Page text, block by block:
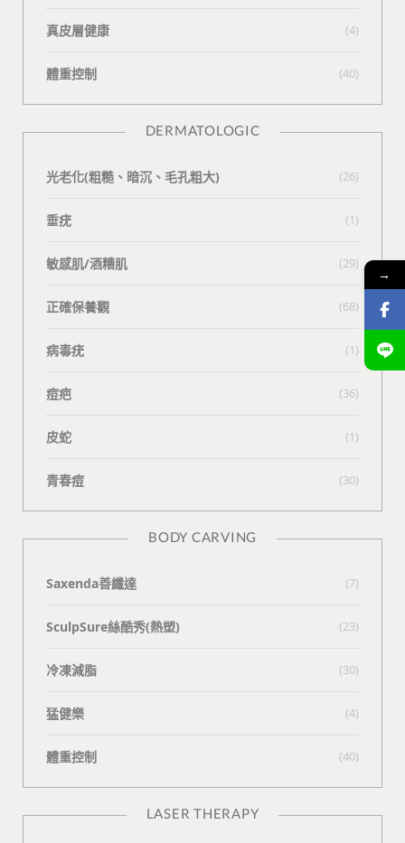
真皮層健康 (4)
體重控制 (40)
DERMATOLOGIC
光老化(粗糙、暗沉、毛孔粗大) (26)
垂疣 (1)
敏感肌/酒糟肌 (29)
正確保養觀 (68)
病毒疣 (1)
痘疤 (36)
皮蛇 (1)
青春痘 (30)
BODY CARVING
Saxenda善纖達 (7)
SculpSure絲酷秀(熱塑) (23)
冷凍減脂 (30)
猛健樂 (4)
體重控制 (40)
LASER THERAPY
→